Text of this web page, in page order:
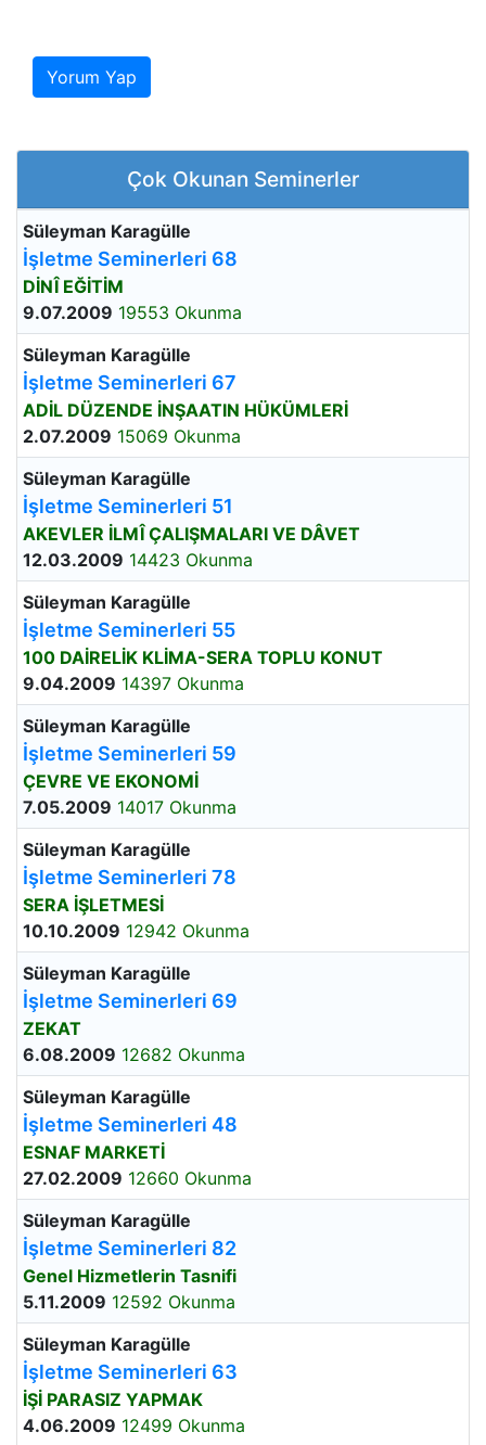
Yorum Yap
Çok Okunan Seminerler
Süleyman Karagülle
İşletme Seminerleri 68
DİNÎ EĞİTİM
9.07.2009 19553 Okunma
Süleyman Karagülle
İşletme Seminerleri 67
ADİL DÜZENDE İNŞAATIN HÜKÜMLERİ
2.07.2009 15069 Okunma
Süleyman Karagülle
İşletme Seminerleri 51
AKEVLER İLMÎ ÇALIŞMALARI VE DÂVET
12.03.2009 14423 Okunma
Süleyman Karagülle
İşletme Seminerleri 55
100 DAİRELİK KLİMA-SERA TOPLU KONUT
9.04.2009 14397 Okunma
Süleyman Karagülle
İşletme Seminerleri 59
ÇEVRE VE EKONOMİ
7.05.2009 14017 Okunma
Süleyman Karagülle
İşletme Seminerleri 78
SERA İŞLETMESİ
10.10.2009 12942 Okunma
Süleyman Karagülle
İşletme Seminerleri 69
ZEKAT
6.08.2009 12682 Okunma
Süleyman Karagülle
İşletme Seminerleri 48
ESNAF MARKETİ
27.02.2009 12660 Okunma
Süleyman Karagülle
İşletme Seminerleri 82
Genel Hizmetlerin Tasnifi
5.11.2009 12592 Okunma
Süleyman Karagülle
İşletme Seminerleri 63
İŞİ PARASIZ YAPMAK
4.06.2009 12499 Okunma